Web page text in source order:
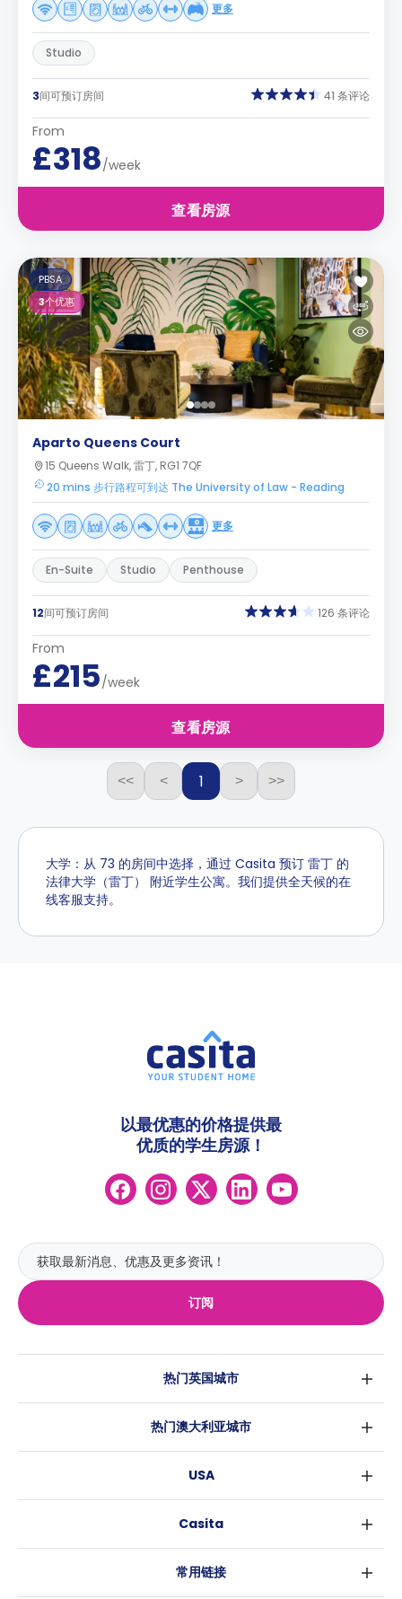
更多
Studio
3间可预订房间 41 条评论
From
£318/week
查看房源
PBSA
3个优惠
Aparto Queens Court
15 Queens Walk, 雷丁, RG1 7QF
20 mins 步行路程可到达 The University of Law - Reading
更多
En-Suite Studio Penthouse
12间可预订房间 126 条评论
From
£215/week
查看房源
<< < 1 > >>
大学：从 73 的房间中选择，通过 Casita 预订 雷丁 的
法律大学（雷丁） 附近学生公寓。我们提供全天候的在
线客服支持。
订阅
以最优惠的价格提供最
优质的学生房源！
热门英国城市
伦敦
爱丁堡
利兹
热门澳大利亚城市
布里斯班
阿德莱德
USA
洛杉矶
Casita
常用链接